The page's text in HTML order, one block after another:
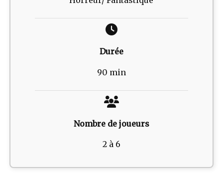
Durée
90 min
Nombre de joueurs
2 à 6